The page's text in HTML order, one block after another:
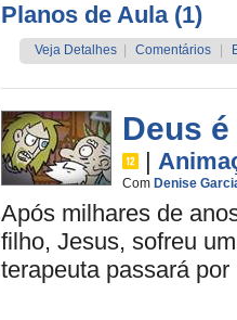
Planos de Aula (1)
Veja Detalhes Comentários
Deus
|
Com Denise
Após milhares de
filho, Jesus, sofreu
terapeuta passará